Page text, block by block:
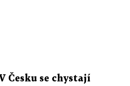
Česku se chystají